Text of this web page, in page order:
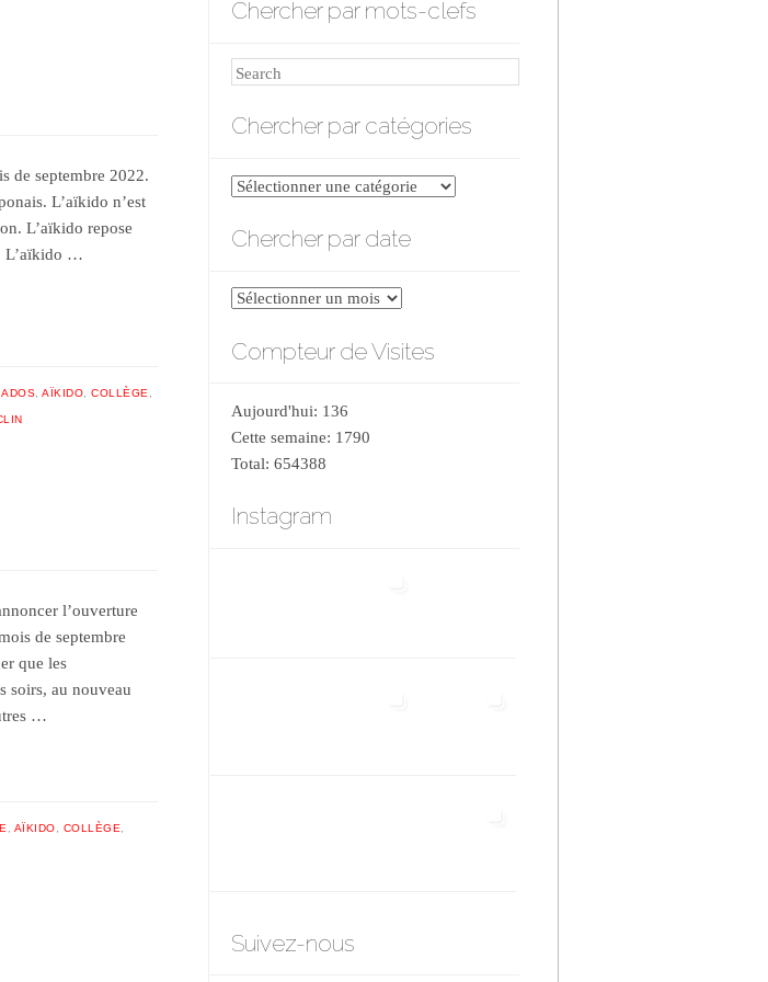
de septembre 2022.
L’aïkido n’est
L’aïkido repose
L’aïkido …
ADOS AÏKIDO COLLÈGE
l’ouverture
de septembre
que les
soirs, au nouveau
…
AÏKIDO COLLÈGE
Chercher par mots-clefs
Search
Chercher par catégories
Chercher
catégories
Chercher par date
Chercher
date
Compteur de Visites
Aujourd'hui: 136
Cette semaine: 1790
Total: 654388
Instagram
Suivez-nous